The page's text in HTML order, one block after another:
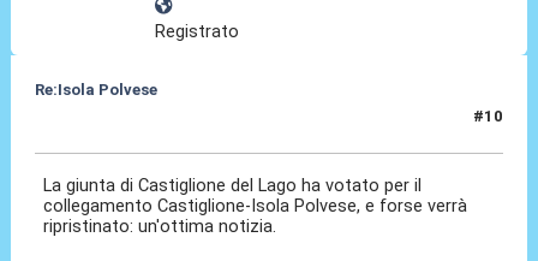
Registrato
Re:Isola Polvese
#10
La giunta di Castiglione del Lago ha votato per il
collegamento Castiglione-Isola Polvese, e forse verrà
ripristinato: un'ottima notizia.